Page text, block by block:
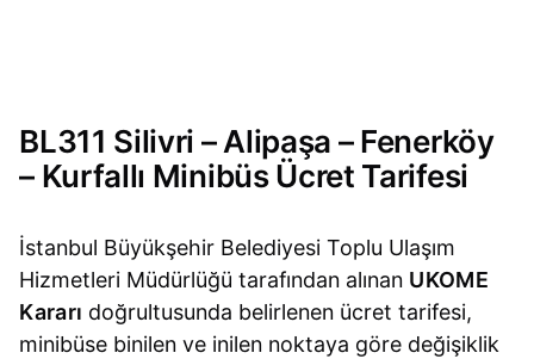
BL311 Silivri – Alipaşa – Fenerköy
– Kurfallı Minibüs Ücret Tarifesi
İstanbul Büyükşehir Belediyesi Toplu Ulaşım
Hizmetleri Müdürlüğü tarafından alınan UKOME
Kararı doğrultusunda belirlenen ücret tarifesi,
minibüse binilen ve inilen noktaya göre değişiklik